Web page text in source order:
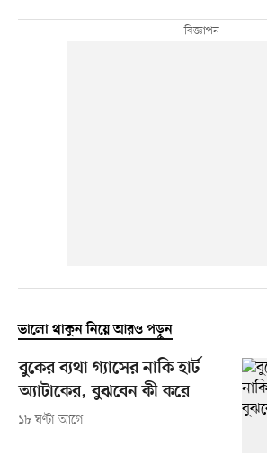
ভালো থাকুন নিয়ে আরও পড়ুন
বুকের ব্যথা গ্যাসের নাকি হার্ট
অ্যাটাকের, বুঝবেন কী করে
১৮ ঘণ্টা আগে